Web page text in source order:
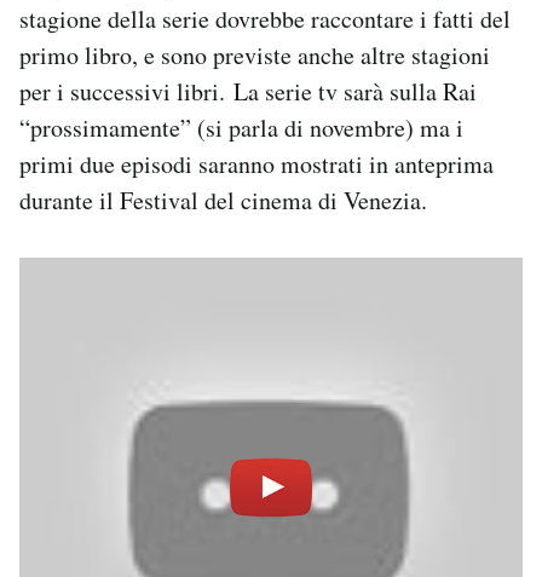
Area Personale
Newsletter
Notifiche mobile
Regala il Post
stagione della serie dovrebbe raccontare i fatti del
primo libro, e sono previste anche altre stagioni
per i successivi libri. La serie tv sarà sulla Rai
“prossimamente” (si parla di novembre) ma i
primi due episodi saranno mostrati in anteprima
durante il Festival del cinema di Venezia.